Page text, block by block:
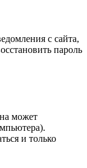
с сайта,
пароль
может
и только